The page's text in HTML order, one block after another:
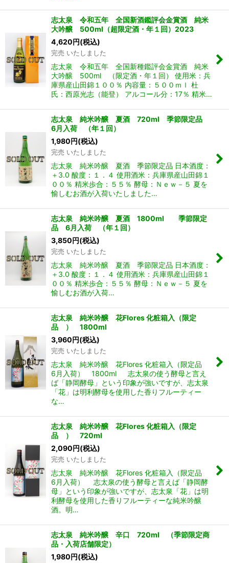
志太泉 令和五年 全国新酒鑑評会金賞酒 純米
大吟醸 500ml（超限定酒・年１回）2023
4,620円(税込)
完売 いたしました
志太泉 令和五年 全国新種鑑評会金賞酒 純米
大吟醸 500ml （限定酒・年１回） 使用米：兵
庫県産山田錦１００％ 内容量：５００ｍｌ 杜
氏：西原光志（能登） アルコール分：17％ 精米…
志太泉 純米吟醸 夏酒 720ml 季節限定品
6月入荷 （年１回）
1,980円(税込)
完売 いたしました
志太泉 純米吟醸 夏酒 季節限定品 日本酒度：
＋3.0 酸度：１．４ 使用酒米：兵庫県産山田錦１
００％ 精米歩合：５５％ 酵母：Ｎｅｗ－５ 夏を
愉しむお酒が入荷いたしました…
志太泉 純米吟醸 夏酒 1800ml 季節限定
品 6月入荷 （年１回）
3,850円(税込)
完売 いたしました
志太泉 純米吟醸 夏酒 季節限定品 日本酒度：
＋3.0 酸度：１．４ 使用酒米：兵庫県産山田錦１
００％ 精米歩合：５５％ 酵母：Ｎｅｗ－５ 夏を
愉しむお酒が入荷…
志太泉 純米吟醸 花Flores 化粧箱入（限定
品 ） 1800ml
3,960円(税込)
完売 いたしました
志太泉 純米吟醸 花Flores 化粧箱入（限定品
6月入荷） 1800ml 志太泉の使う酵母と言え
ば「静岡酵母」という印象が強いですが、志太泉
「花」は明利酵母を使用した香りフルーティー
な…
志太泉 純米吟醸 花Flores 化粧箱入（限定
品 ） 720ml
2,090円(税込)
完売 いたしました
志太泉 純米吟醸 花Flores 化粧箱入（限定品
6月入荷） 志太泉の使う酵母と言えば「静岡酵
母」という印象が強いですが、志太泉「花」は明
利酵母を使用した香りフルーティーな純米吟醸
酒。明…
志太泉 純米吟醸 辛口 720ml （季節限定商
品・入荷店舗限定）
1,980円(税込)